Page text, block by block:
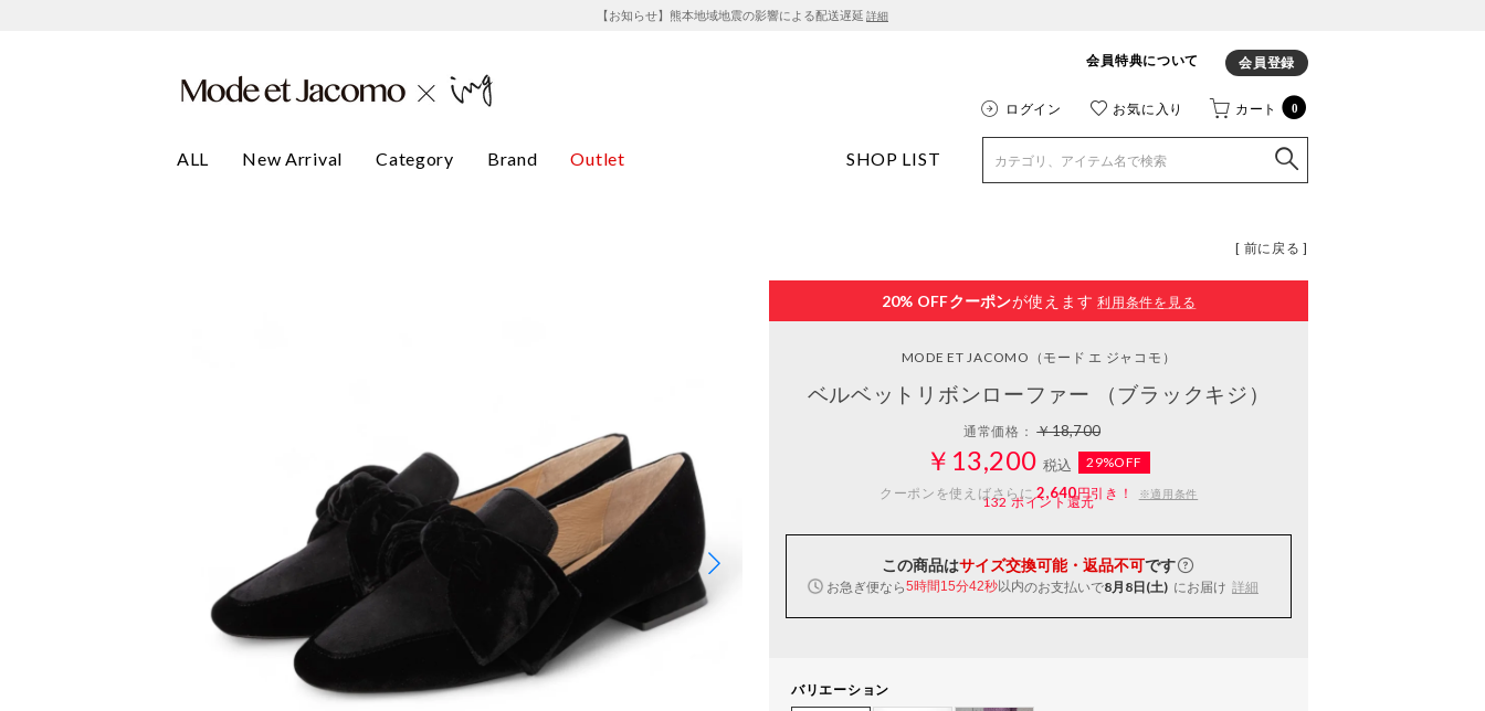
【お知らせ】熊本地域地震の影響による配送遅延 詳細
会員特典について 会員登録
ログイン お気に入り カート 0
ALL New Arrival Category Brand Outlet SHOP LIST
[ 前に戻る ]
20% OFFクーポンが使えます 利用条件を見る
MODE ET JACOMO （モード エ ジャコモ）
ベルベットリボンローファー （ブラックキジ）
通常価格：￥18,700
￥13,200 税込
29%OFF
クーポンを使えばさらに2,640円引き！ ※適用条件
132ポイント還元
この商品はサイズ交換可能・返品不可です
お急ぎ便なら5時間15分41秒以内のお支払いで8月8日(土) にお届け 詳細
バリエーション